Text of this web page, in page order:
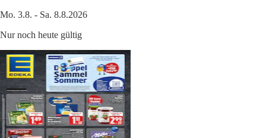
Mo. 3.8. - Sa. 8.8.2026
Nur noch heute gültig